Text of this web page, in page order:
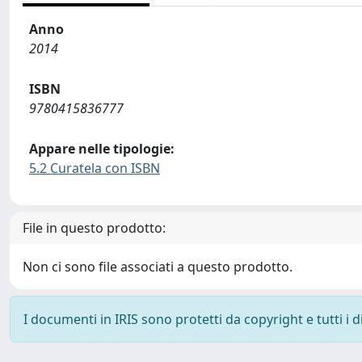
Anno
2014
ISBN
9780415836777
Appare nelle tipologie:
5.2 Curatela con ISBN
File in questo prodotto:
Non ci sono file associati a questo prodotto.
I documenti in IRIS sono protetti da copyright e tutti i